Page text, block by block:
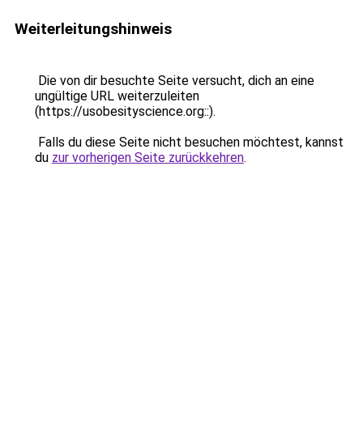
Weiterleitungshinweis
Die von dir besuchte Seite versucht, dich an eine
ungültige URL weiterzuleiten
(https://usobesityscience.org::).
Falls du diese Seite nicht besuchen möchtest, kannst
du zur vorherigen Seite zurückkehren.